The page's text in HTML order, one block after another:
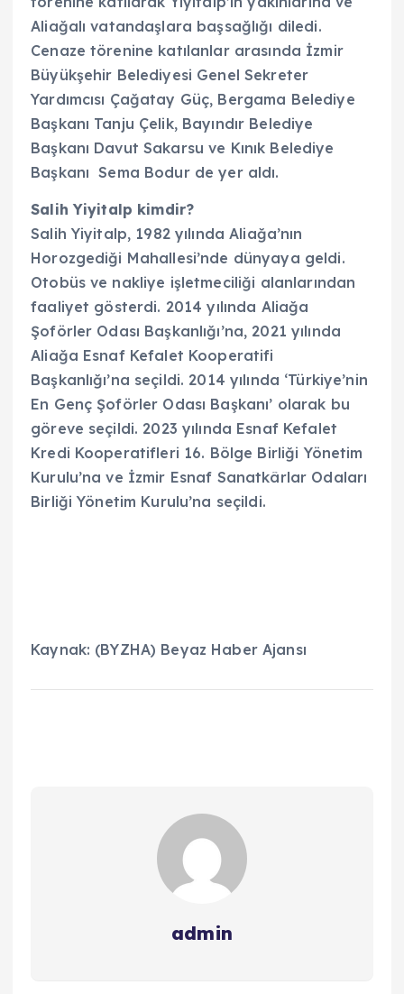
Aliağalı vatandaşlara başsağlığı diledi.
Cenaze törenine katılanlar arasında İzmir
Büyükşehir Belediyesi Genel Sekreter
Yardımcısı Çağatay Güç, Bergama Belediye
Başkanı Tanju Çelik, Bayındır Belediye
Başkanı Davut Sakarsu ve Kınık Belediye
Başkanı Sema Bodur de yer aldı.
Salih Yiyitalp kimdir?
Salih Yiyitalp, 1982 yılında Aliağa’nın
Horozgediği Mahallesi’nde dünyaya geldi.
Otobüs ve nakliye işletmeciliği alanlarından
faaliyet gösterdi. 2014 yılında Aliağa
Şoförler Odası Başkanlığı’na, 2021 yılında
Aliağa Esnaf Kefalet Kooperatifi
Başkanlığı’na seçildi. 2014 yılında ‘Türkiye’nin
En Genç Şoförler Odası Başkanı’ olarak bu
göreve seçildi. 2023 yılında Esnaf Kefalet
Kredi Kooperatifleri 16. Bölge Birliği Yönetim
Kurulu’na ve İzmir Esnaf Sanatkârlar Odaları
Birliği Yönetim Kurulu’na seçildi.
Kaynak: (BYZHA) Beyaz Haber Ajansı
admin